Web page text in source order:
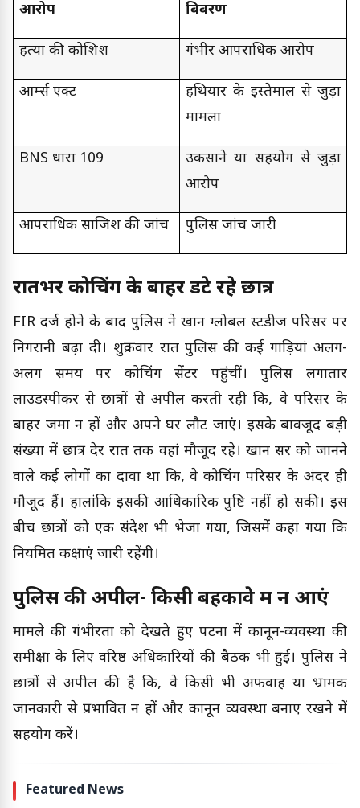
आरोप विवरण
हत्या की कोशिश गंभीर आपराधिक आरोप
आर्म्स एक्ट
हथियार के इस्तेमाल से जुड़ा
मामला
BNS धारा 109
उकसाने या सहयोग से जुड़ा
आरोप
आपराधिक साजिश की जांच पुलिस जांच जारी
रातभर कोचिंग के बाहर डटे रहे छात्र
FIR दर्ज होने के बाद पुलिस ने खान ग्लोबल स्टडीज परिसर पर
निगरानी बढ़ा दी। शुक्रवार रात पुलिस की कई गाड़ियां अलग-
अलग समय पर कोचिंग सेंटर पहुंचीं। पुलिस लगातार
लाउडस्पीकर से छात्रों से अपील करती रही कि, वे परिसर के
बाहर जमा न हों और अपने घर लौट जाएं। इसके बावजूद बड़ी
संख्या में छात्र देर रात तक वहां मौजूद रहे। खान सर को जानने
वाले कई लोगों का दावा था कि, वे कोचिंग परिसर के अंदर ही
मौजूद हैं। हालांकि इसकी आधिकारिक पुष्टि नहीं हो सकी। इस
बीच छात्रों को एक संदेश भी भेजा गया, जिसमें कहा गया कि
नियमित कक्षाएं जारी रहेंगी।
पुलिस की अपील- किसी बहकावे में न आएं
मामले की गंभीरता को देखते हुए पटना में कानून-व्यवस्था की
समीक्षा के लिए वरिष्ठ अधिकारियों की बैठक भी हुई। पुलिस ने
छात्रों से अपील की है कि, वे किसी भी अफवाह या भ्रामक
जानकारी से प्रभावित न हों और कानून व्यवस्था बनाए रखने में
सहयोग करें।
Featured News